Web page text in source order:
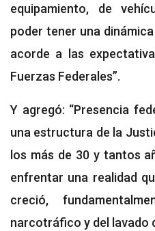
equipamiento, de
poder tener una
acorde a las
Fuerzas Federales”.
Y agregó: “Presencia
una estructura de la
los más de 30 y tantos
enfrentar una realidad
creció,
narcotráfico y del lavado